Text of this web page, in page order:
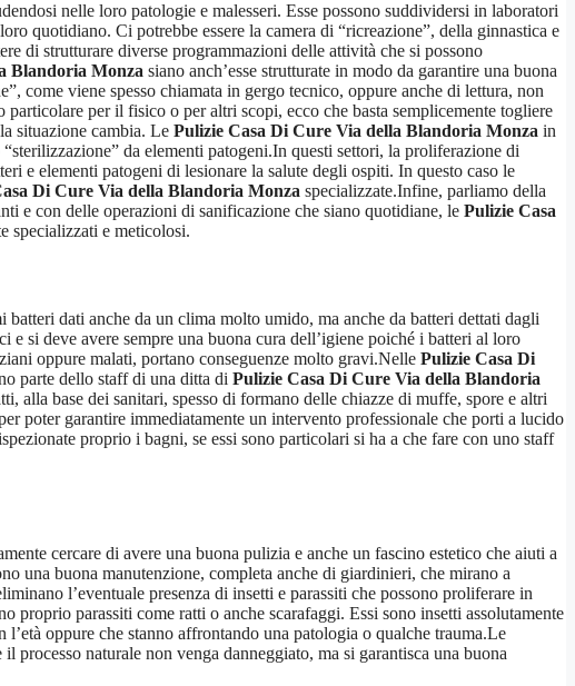
nelle loro patologie e malesseri. Esse possono suddividersi in laboratori
quotidiano. Ci potrebbe essere la camera di “ricreazione”, della ginnastica e
di strutturare diverse programmazioni delle attività che si possono
Blandoria Monza siano anch’esse strutturate in modo da garantire una buona
come viene spesso chiamata in gergo tecnico, oppure anche di lettura, non
per il fisico o per altri scopi, ecco che basta semplicemente togliere
situazione cambia. Le Pulizie Casa Di Cure Via della Blandoria Monza in
da elementi patogeni.In questi settori, la proliferazione di
e elementi patogeni di lesionare la salute degli ospiti. In questo caso le
Di Cure Via della Blandoria Monza specializzate.Infine, parliamo della
e con delle operazioni di sanificazione che siano quotidiane, le Pulizie Casa
specializzati e meticolosi.
dati anche da un clima molto umido, ma anche da batteri dettati dagli
si deve avere sempre una buona cura dell’igiene poiché i batteri al loro
oppure malati, portano conseguenze molto gravi.Nelle Pulizie Casa Di
parte dello staff di una ditta di Pulizie Casa Di Cure Via della Blandoria
alla base dei sanitari, spesso di formano delle chiazze di muffe, spore e altri
poter garantire immediatamente un intervento professionale che porti a lucido
proprio i bagni, se essi sono particolari si ha a che fare con uno staff
cercare di avere una buona pulizia e anche un fascino estetico che aiuti a
una buona manutenzione, completa anche di giardinieri, che mirano a
l’eventuale presenza di insetti e parassiti che possono proliferare in
parassiti come ratti o anche scarafaggi. Essi sono insetti assolutamente
oppure che stanno affrontando una patologia o qualche trauma.Le
processo naturale non venga danneggiato, ma si garantisca una buona